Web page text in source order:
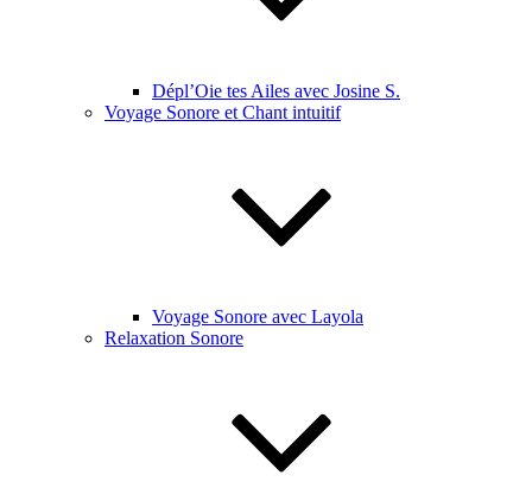
Dépl’Oie tes Ailes avec Josine S.
Voyage Sonore et Chant intuitif
Voyage Sonore avec Layola
Relaxation Sonore